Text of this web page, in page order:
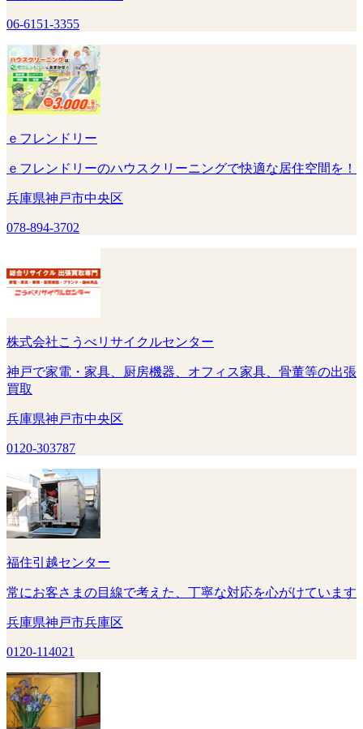
06-6151-3355
ｅフレンドリー
ｅフレンドリーのハウスクリーニングで快適な居住空間を！
兵庫県神戸市中央区
078-894-3702
株式会社こうべリサイクルセンター
神戸で家電・家具、厨房機器、オフィス家具、骨董等の出張
買取
兵庫県神戸市中央区
0120-303787
福住引越センター
常にお客さまの目線で考えた、丁寧な対応を心がけています
兵庫県神戸市兵庫区
0120-114021